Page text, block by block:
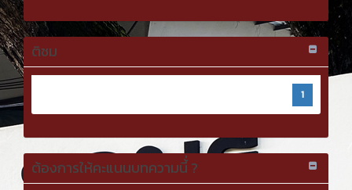
ติชม
1
ต้องการให้คะแนนบทความนี้่ ?